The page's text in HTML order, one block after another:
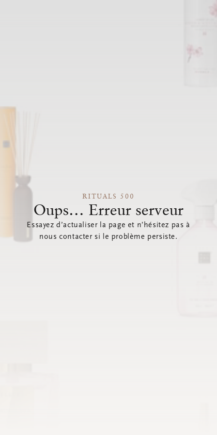
RITUALS 500
Oups… Erreur serveur
Essayez d’actualiser la page et n’hésitez pas à
nous contacter si le problème persiste.